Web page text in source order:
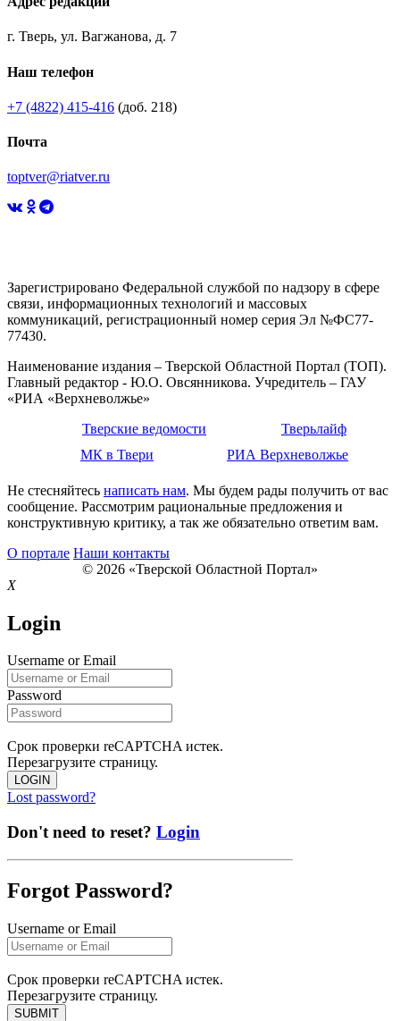
г. Тверь, ул. Вагжанова, д. 7
Наш телефон
+7 (4822) 415-416 (доб. 218)
Почта
toptver@riatver.ru
Зарегистрировано Федеральной службой по надзору в сфере
связи, информационных технологий и массовых
коммуникаций, регистрационный номер серия Эл №ФС77-
77430.
Наименование издания – Тверской Областной Портал (ТОП).
Главный редактор - Ю.О. Овсянникова. Учредитель – ГАУ
«РИА «Верхневолжье»
Тверские ведомости
Тверьлайф
МК в Твери
РИА Верхневолжье
Не стесняйтесь написать нам. Мы будем рады получить от вас
сообщение. Рассмотрим рациональные предложения и
конструктивную критику, а так же обязательно ответим вам.
О портале Наши контакты
© 2026 «Тверской Областной Портал»
X
Login
Username or Email
Password
Срок проверки reCAPTCHA истек.
Перезагрузите страницу.
LOGIN
Lost password?
Don't need to reset? Login
Forgot Password?
Username or Email
Срок проверки reCAPTCHA истек.
Перезагрузите страницу.
SUBMIT